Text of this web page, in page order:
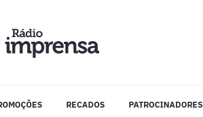
RECADOS PATROCINADORES